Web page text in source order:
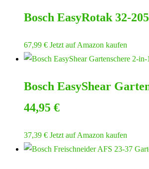
45,99 €37,00 €.
Bosch EasyRotak 32-
67,99 € Jetzt auf Amazon kaufen
Bosch EasyShear
44,95 €
37,39 € Jetzt auf Amazon kaufen